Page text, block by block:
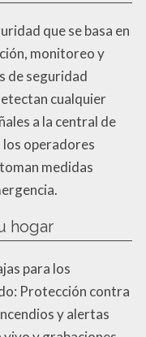
que se basa en
monitoreo y
de seguridad
cualquier
a la central de
operadores
medidas
hogar
para los
Protección contra
y alertas